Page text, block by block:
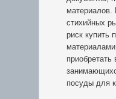
материалов.
стихийных
риск купить
приобретать
посуды для